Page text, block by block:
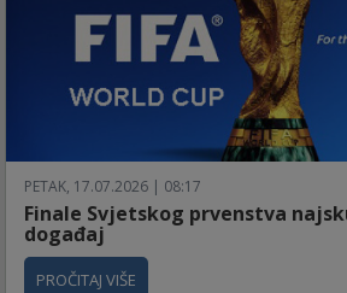
PETAK, 17.07.2026 | 08:17
Finale Svjetskog prvenstva
događaj
PROČITAJ VIŠE